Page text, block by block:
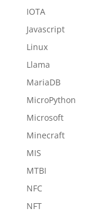
IOTA
Javascript
Linux
Llama
MariaDB
MicroPython
Microsoft
Minecraft
MIS
MTBI
NFC
NFT